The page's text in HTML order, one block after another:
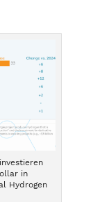
in
Hydrogen